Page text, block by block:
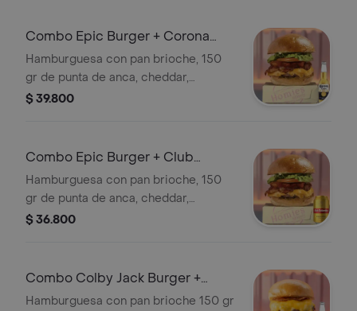
Combo Epic Burger + Corona
350 ml
Hamburguesa con pan brioche, 150
gr de punta de anca, cheddar,
tocineta, cogollos, tomate y cebolla
$ 39.800
Combo Epic Burger + Club
Colombia Dorada 355 ml
Hamburguesa con pan brioche, 150
gr de punta de anca, cheddar,
tocineta, cogollos, tomate y cebolla
$ 36.800
Combo Colby Jack Burger +
Corona 350 ml
Hamburguesa con pan brioche 150 gr